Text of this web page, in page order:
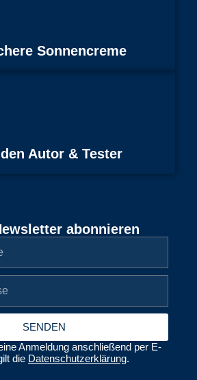
Sonnencreme
Autor & Tester
abonnieren
SENDEN
Anmeldung anschließend per E-
die Datenschutzerklärung.